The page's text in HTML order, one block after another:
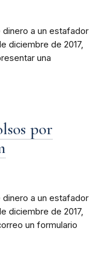
dinero a un estafador
diciembre de 2017,
una
por
dinero a un estafador
diciembre de 2017,
un formulario